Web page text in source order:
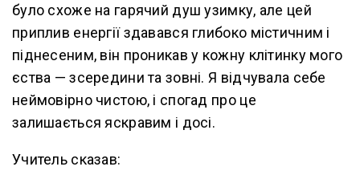
було схоже на гарячий душ узимку, але цей
приплив енергії здавався глибоко містичним і
піднесеним, він проникав у кожну клітинку мого
єства — зсередини та зовні. Я відчувала себе
неймовірно чистою, і спогад про це
залишається яскравим і досі.
Учитель сказав: